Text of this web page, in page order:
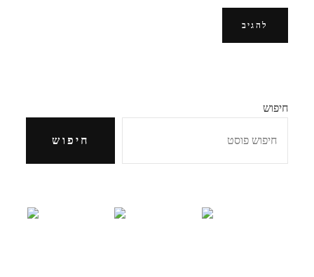
חיפוש
חיפוש